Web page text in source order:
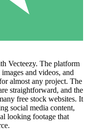
Vecteezy. The platform
and videos, and
almost any project. The
straightforward, and the
free stock websites. It
social media content,
looking footage that